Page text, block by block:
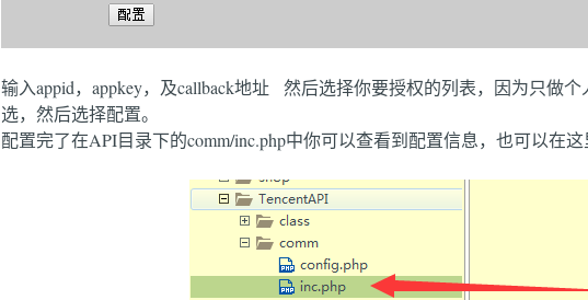
输入appid，appkey，及callback地址 然后选择你要授权的列表，因为只做
选，然后选择配置。
配置完了在API目录下的comm/inc.php中你可以查看到配置信息，也可以在这